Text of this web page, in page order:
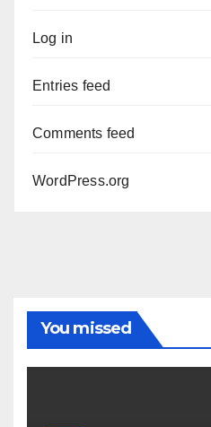
Log in
Entries feed
Comments feed
WordPress.org
You missed